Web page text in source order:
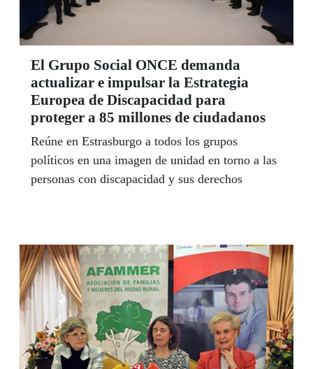
El Grupo Social ONCE demanda
actualizar e impulsar la Estrategia
Europea de Discapacidad para
proteger a 85 millones de ciudadanos
Reúne en Estrasburgo a todos los grupos
políticos en una imagen de unidad en torno a las
personas con discapacidad y sus derechos